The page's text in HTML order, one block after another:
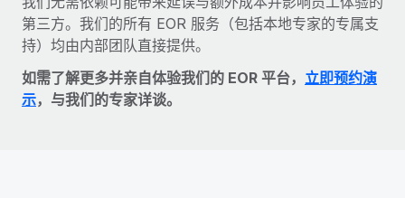
第三方。我们的所有 EOR 服务（包括本地专家的专属支
持）均由内部团队直接提供。
如需了解更多并亲自体验我们的 EOR 平台， 立即预约演
示，与我们的专家详谈。